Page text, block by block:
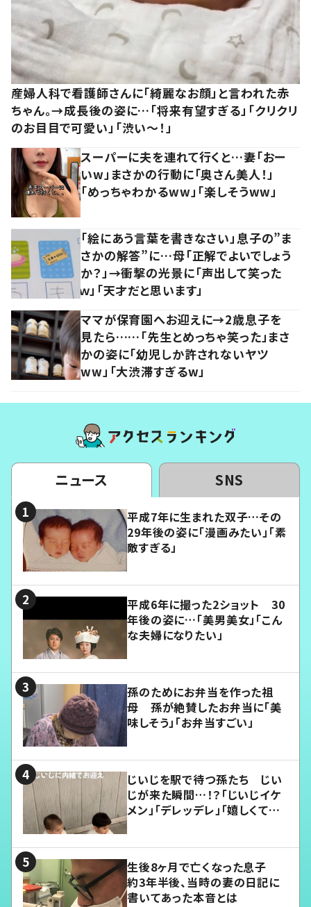
産婦人科で看護師さんに「綺麗なお顔」と言われた赤
ちゃん。→成長後の姿に…「将来有望すぎる」「クリクリ
のお目目で可愛い」「渋い～！」
スーパーに夫を連れて行くと…妻「おー
いw」まさかの行動に「奥さん美人！」
「めっちゃわかるww」「楽しそうww」
「絵にあう言葉を書きなさい」息子の”ま
さかの解答”に…母「正解でよいでしょう
か？」→衝撃の光景に「声出して笑った
ｗ」「天才だと思います」
ママが保育園へお迎えに→2歳息子を
見たら……「先生とめっちゃ笑った」まさ
かの姿に「幼児しか許されないヤツ
ww」「大渋滞すぎるw」
ニュース SNS
平成7年に生まれた双子…その
29年後の姿に「漫画みたい」「素
敵すぎる」
平成6年に撮った2ショット 30
年後の姿に…「美男美女」「こん
な夫婦になりたい」
孫のためにお弁当を作った祖
母 孫が絶賛したお弁当に「美
味しそう」「お弁当すごい」
じいじを駅で待つ孫たち じい
じが来た瞬間…！？「じいじイケ
メン」「デレッデレ」「嬉しくて可
生後8ヶ月で亡くなった息子
約3年半後、当時の妻の日記に
書いてあった本音とは